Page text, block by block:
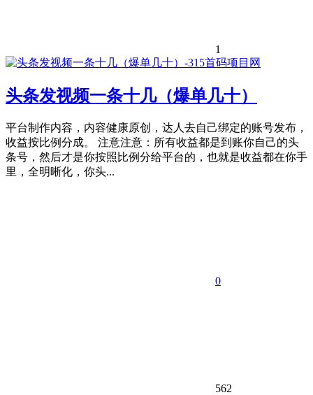
1
头条发视频一条十几（爆单几十）
平台制作内容，内容健康原创，达人去自己绑定的账号发布，
收益按比例分成。 注意注意：所有收益都是到账你自己的头
条号，然后才是你按照比例分给平台的，也就是收益都在你手
里，全明晰化，你头...
0
562